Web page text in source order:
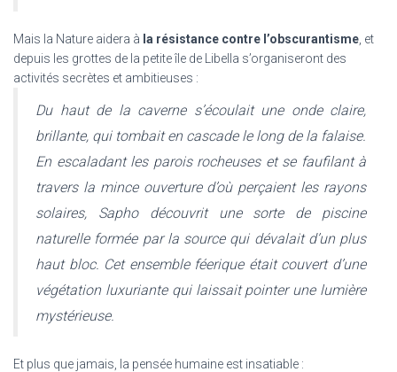
Mais la Nature aidera à la résistance contre l’obscurantisme , et
depuis les grottes de la petite île de Libella s’organiseront des
activités secrètes et ambitieuses :
Du haut de la caverne s’écoulait une onde claire,
brillante, qui tombait en cascade le long de la falaise.
En escaladant les parois rocheuses et se faufilant à
travers la mince ouverture d’où perçaient les rayons
solaires, Sapho découvrit une sorte de piscine
naturelle formée par la source qui dévalait d’un plus
haut bloc. Cet ensemble féerique était couvert d’une
végétation luxuriante qui laissait pointer une lumière
mystérieuse.
Et plus que jamais, la pensée humaine est insatiable :